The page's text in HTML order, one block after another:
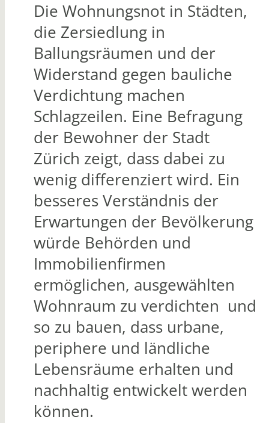
Die Wohnungsnot in Städten,
die Zersiedlung in
Ballungsräumen und der
Widerstand gegen bauliche
Verdichtung machen
Schlagzeilen. Eine Befragung
der Bewohner der Stadt
Zürich zeigt, dass dabei zu
wenig differenziert wird. Ein
besseres Verständnis der
Erwartungen der Bevölkerung
würde Behörden und
Immobilienfirmen
ermöglichen, ausgewählten
Wohnraum zu verdichten und
so zu bauen, dass urbane,
periphere und ländliche
Lebensräume erhalten und
nachhaltig entwickelt werden
können.